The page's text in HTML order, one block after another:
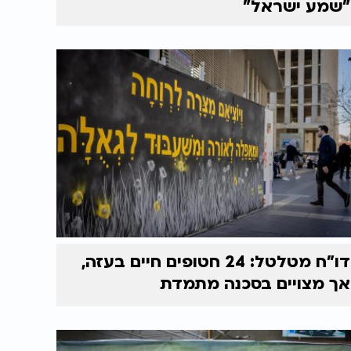
"שמע ישראל"
דו"ח מטלטל: 24 חטופים חיים בעזה,
אך מצויים בסכנה מתמדת